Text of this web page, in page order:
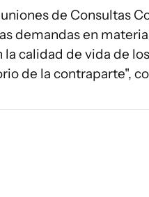
de Consultas
demandas en
calidad de vida de
de la contraparte",